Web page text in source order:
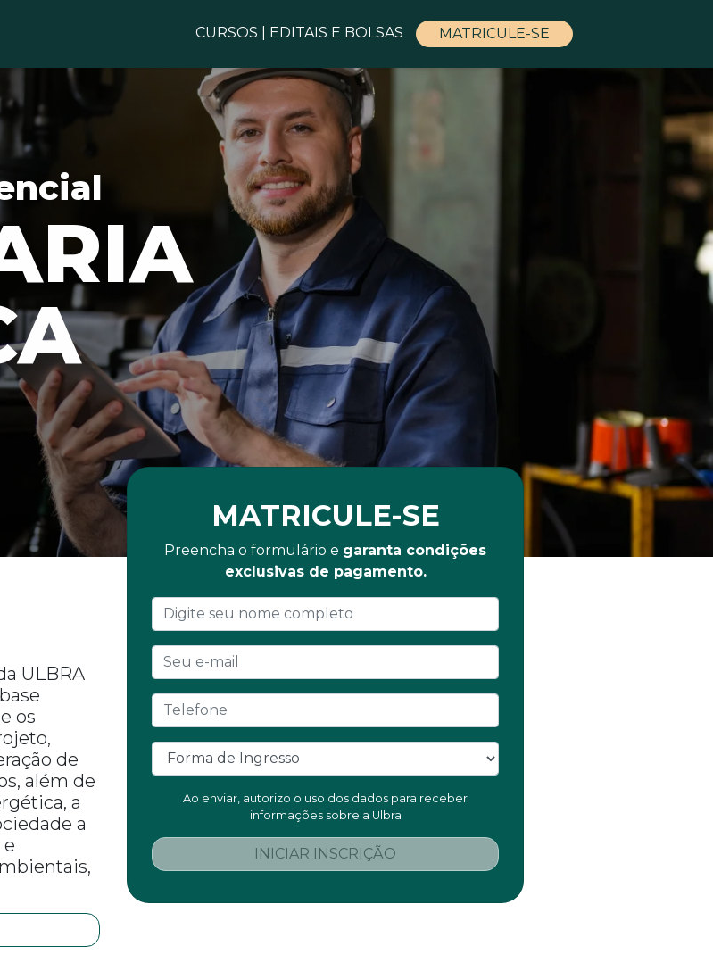
CURSOS EDITAIS E BOLSAS MATRICULE-SE
MATRICULE-SE
Preencha o formulário e garanta condições
exclusivas de pagamento.
Ao enviar, autorizo o uso dos dados para receber
informações sobre a Ulbra
INICIAR INSCRIÇÃO
ULBRA
os
de
além de
a
a